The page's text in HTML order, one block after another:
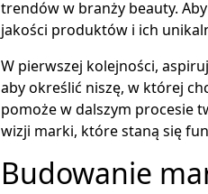
trendów w branży beauty.
jakości produktów i ich
W pierwszej kolejności,
aby określić niszę, w której
pomoże w dalszym procesie
wizji marki, które staną się
Budowanie